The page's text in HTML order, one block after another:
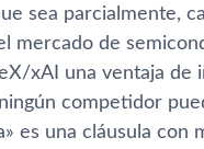
sea parcialmente,
mercado de
xAI una ventaja de
competidor
es una cláusula con